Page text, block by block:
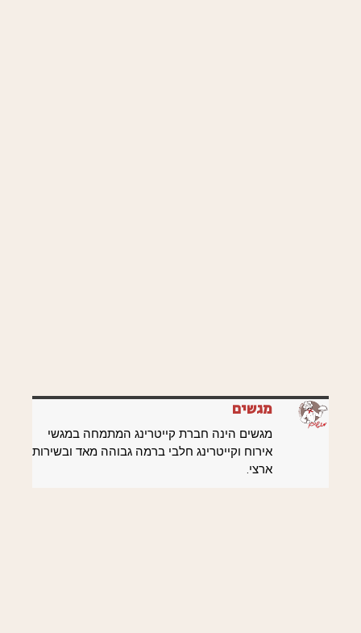
מגשים
מגשים הינה חברת קייטרינג המתמחה במגשי
אירוח וקייטרינג חלבי ברמה גבוהה מאד ובשירות
ארצי.